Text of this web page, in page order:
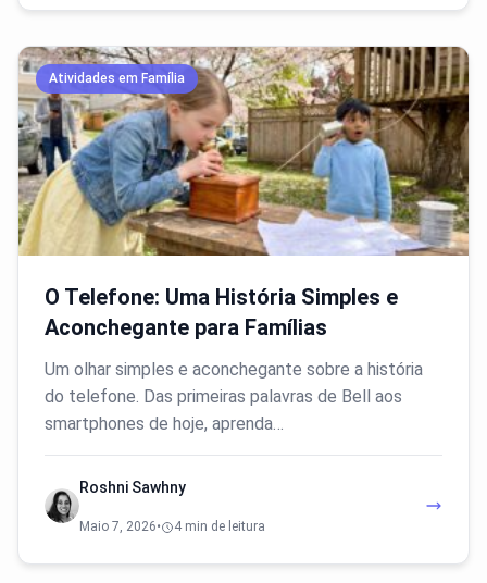
Atividades em Família
O Telefone: Uma História Simples e
Aconchegante para Famílias
Um olhar simples e aconchegante sobre a história
do telefone. Das primeiras palavras de Bell aos
smartphones de hoje, aprenda…
Roshni Sawhny
Maio 7, 2026• 4 min de leitura